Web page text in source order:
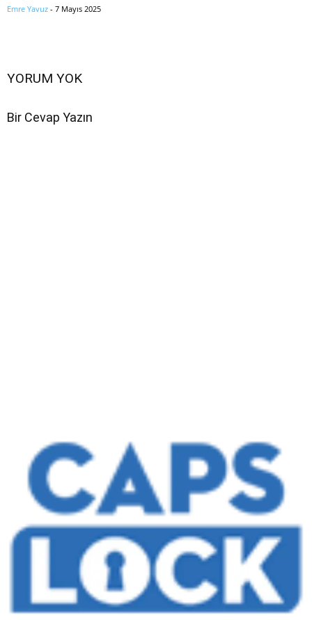
Emre Yavuz - 7 Mayıs 2025
YORUM YOK
Bir Cevap Yazın